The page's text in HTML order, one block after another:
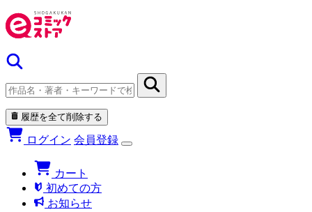
履歴を全て削除する
ログイン 会員登録
カート
初めての方
お知らせ